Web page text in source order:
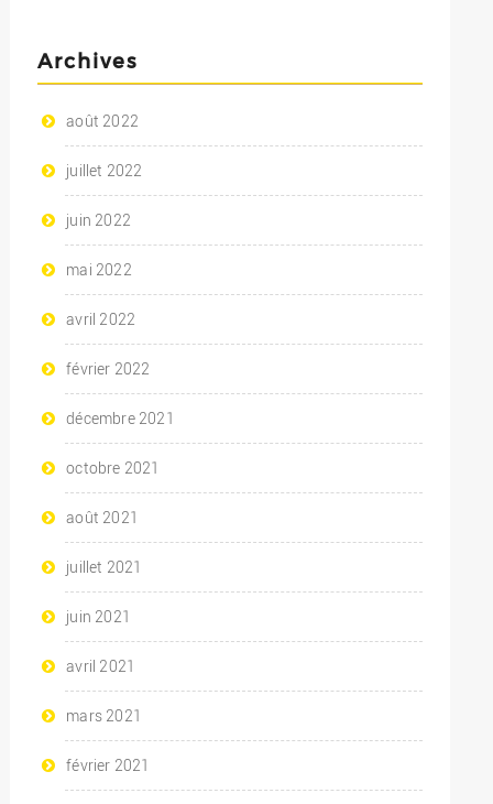
Archives
août 2022
juillet 2022
juin 2022
mai 2022
avril 2022
février 2022
décembre 2021
octobre 2021
août 2021
juillet 2021
juin 2021
avril 2021
mars 2021
février 2021